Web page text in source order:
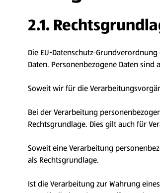
2.1.
Die EU-Datenschutz-
Daten. Personenbezogene Daten
Soweit wir für die
Bei der Verarbeitung
Rechtsgrundlage. Dies gilt auch für
Soweit eine Verarbeitung
als Rechtsgrundlage.
Ist die Verarbeitung zur Wahrung